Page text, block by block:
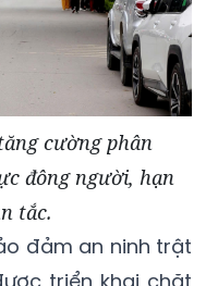
cường phân
đông người, hạn
tắc.
đảm an ninh trật